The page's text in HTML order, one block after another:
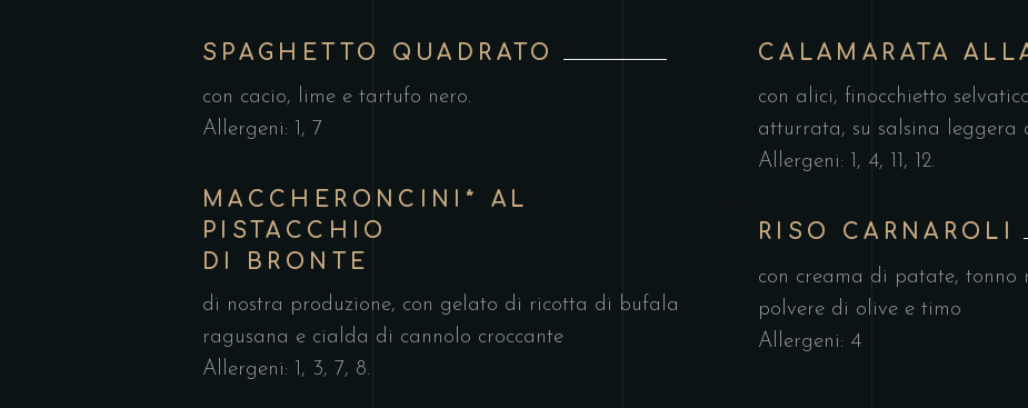
SPAGHETTO QUADRATO
con cacio, lime e tartufo nero.
Allergeni: 1, 7
MACCHERONCINI* AL
PISTACCHIO
DI BRONTE
di nostra produzione, con gelato di ricotta di bufala
ragusana e cialda di cannolo croccante
Allergeni: 1, 3, 7, 8.
CALAMARATA
con alici, finocchietto
atturrata, su salsina leggera
Allergeni: 1, 4, 11, 12.
RISO CARNAROLI
con creama di patate, tonno
polvere di olive e timo
Allergeni: 4